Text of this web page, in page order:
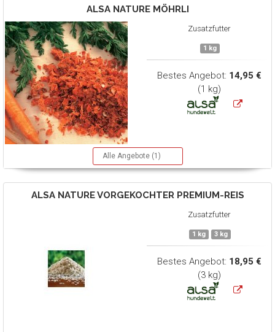
ALSA NATUREMÖHRLI
Zusatzfutter
1 kg
Bestes Angebot: 14,95 €
(1 kg)
Alle Angebote (1)
ALSA NATUREVORGEKOCHTER PREMIUM-REIS
Zusatzfutter
1 kg 3 kg
Bestes Angebot: 18,95 €
(3 kg)